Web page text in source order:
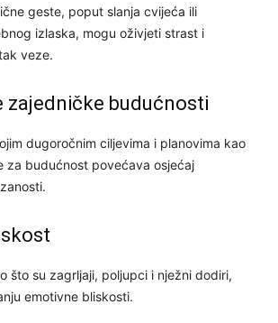
geste, poput slanja cvijeća ili
izlaska, mogu oživjeti strast i
veze.
zajedničke budućnosti
dugoročnim ciljevima i planovima kao
za budućnost povećava osjećaj
što su zagrljaji, poljupci i nježni dodiri,
emotivne bliskosti.